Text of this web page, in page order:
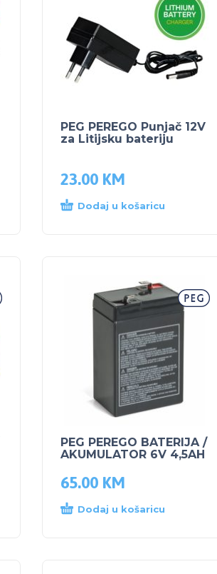
PEG PEREGO Punjač 12V
za Litijsku bateriju
23.00 KM
Dodaj u košaricu
PEG PEREGO BATERIJA /
AKUMULATOR 6V 4,5AH
65.00 KM
Dodaj u košaricu